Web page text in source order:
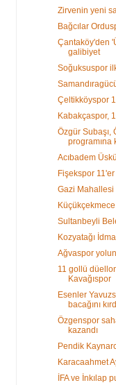
Zirvenin yeni
Bağcılar
Çantaköy'den
galibiyet
Soğuksuspor
Çeltikköyspor
Kabakçaspor,
Özgür Subaşı,
programına
Acıbadem
Fişekspor
Gazi Mahallesi
Sultanbeyli
Kozyatağı
Ağvaspor
11 gollü
Kavağıspor
Esenler
bacağını
Özgenspor
kazandı
Pendik
Karacaahmet
İFA ve İnkılap